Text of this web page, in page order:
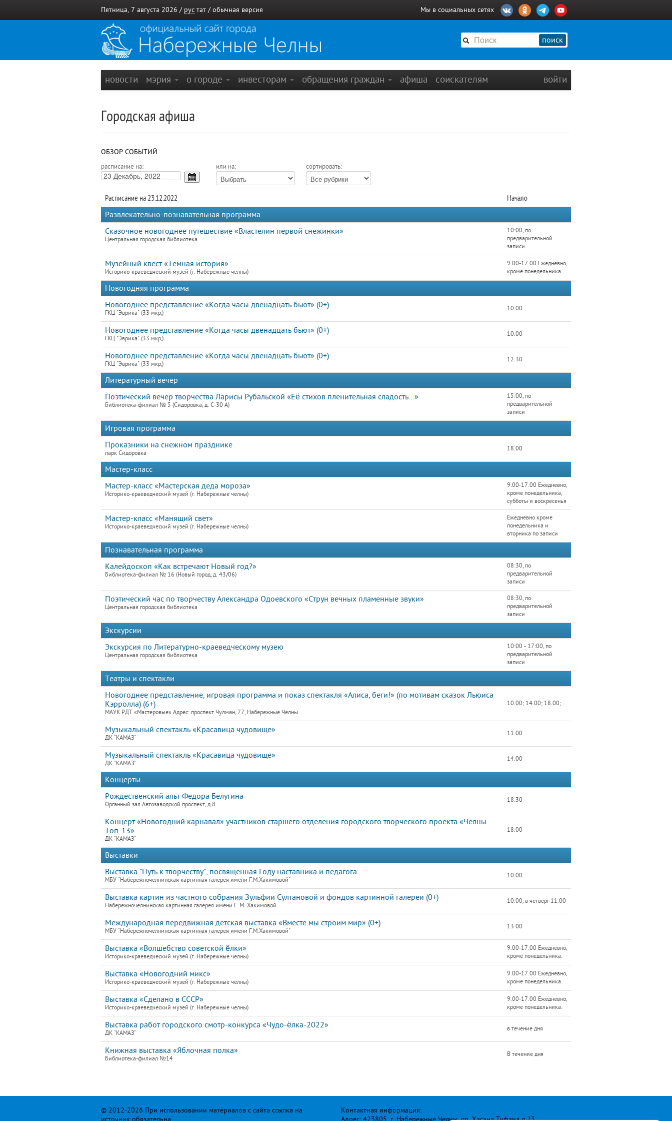
Пятница, 7 августа 2026 / рус тат / обычная версия Мы в социальных сетях
поиск
новости мэрия о городе инвесторам обращения граждан афиша соискателям войти
Городская афиша
ОБЗОР СОБЫТИЙ
расписание на: или на: сортировать:
Расписание на 23.12.2022
Начало
Развлекательно-познавательная программа
Сказочное новогоднее путешествие «Властелин первой снежинки»
Центральная городская библиотека
10:00, по
предварительной
записи
Музейный квест «Темная история»
Историко-краеведческий музей (г. Набережные челны)
9.00-17.00 Ежедневно,
кроме понедельника.
Новогодняя программа
Новогоднее представление «Когда часы двенадцать бьют» (0+)
ГКЦ "Эврика" (33 мкр,)
10.00
Новогоднее представление «Когда часы двенадцать бьют» (0+)
ГКЦ "Эврика" (33 мкр,)
10.00
Новогоднее представление «Когда часы двенадцать бьют» (0+)
ГКЦ "Эврика" (33 мкр,)
12.30
Литературный вечер
Поэтический вечер творчества Ларисы Рубальской «Её стихов пленительная сладость…»
Библиотека-филиал № 5 (Сидоровка, д. С-30 А)
15:00, по
предварительной
записи
Игровая программа
Проказники на снежном празднике
парк Сидоровка
18.00
Мастер-класс
Мастер-класс «Мастерская деда мороза»
Историко-краеведческий музей (г. Набережные челны)
9.00-17.00 Ежедневно,
кроме понедельника,
субботы и воскресенья
Мастер-класс «Манящий свет»
Историко-краеведческий музей (г. Набережные челны)
Ежедневно кроме
понедельника и
вторника по записи
Познавательная программа
Калейдоскоп «Как встречают Новый год?»
Библиотека-филиал № 16 (Новый город, д. 43/06)
08:30, по
предварительной
записи
Поэтический час по творчеству Александра Одоевского «Струн вечных пламенные звуки»
Центральная городская библиотека
08:30, по
предварительной
записи
Экскурсии
Экскурсия по Литературно-краеведческому музею
Центральная городская библиотека
10:00 - 17:00, по
предварительной
записи
Театры и спектакли
Новогоднее представление, игровая программа и показ спектакля «Алиса, беги!» (по мотивам сказок Льюиса
Кэрролла) (6+)
МАУК РДТ «Мастеровые» Адрес: проспект Чулман, 77, Набережные Челны
10.00; 14.00; 18.00;
Музыкальный спектакль «Красавица чудовище»
ДК "КАМАЗ"
11.00
Музыкальный спектакль «Красавица чудовище»
ДК "КАМАЗ"
14.00
Концерты
Рождественский альт Федора Белугина
Органный зал Автозаводской проспект, д.8
18:30
Концерт «Новогодний карнавал» участников старшего отделения городского творческого проекта «Челны
Топ-13»
ДК "КАМАЗ"
18.00
Выставки
Выставка "Путь к творчеству", посвященная Году наставника и педагога
МБУ "Набережночелнинская картинная галерея имени Г.М.Хакимовой"
10.00
Выставка картин из частного собрания Зульфии Султановой и фондов картинной галереи (0+)
Набережночелнинская картинная галерея имени Г. М. Хакимовой
10.00, в четверг 11.00
Международная передвижная детская выставка «Вместе мы строим мир» (0+)
МБУ "Набережночелнинская картинная галерея имени Г.М.Хакимовой"
13.00
Выставка «Волшебство советской ёлки»
Историко-краеведческий музей (г. Набережные челны)
9.00-17.00 Ежедневно,
кроме понедельника.
Выставка «Новогодний микс»
Историко-краеведческий музей (г. Набережные челны)
9.00-17.00 Ежедневно,
кроме понедельника.
Выставка «Сделано в СССР»
Историко-краеведческий музей (г. Набережные челны)
9.00-17.00 Ежедневно,
кроме понедельника.
Выставка работ городского смотр-конкурса «Чудо-ёлка-2022»
ДК "КАМАЗ"
в течение дня
Книжная выставка «Яблочная полка»
Библиотека-филиал №14
В течение дня
© 2012-2026 При использовании материалов с сайта ссылка на
источник обязательна.
Контактная информация:
Адрес: 423805, г. Набережные Челны, пр. Хасана Туфана д.23